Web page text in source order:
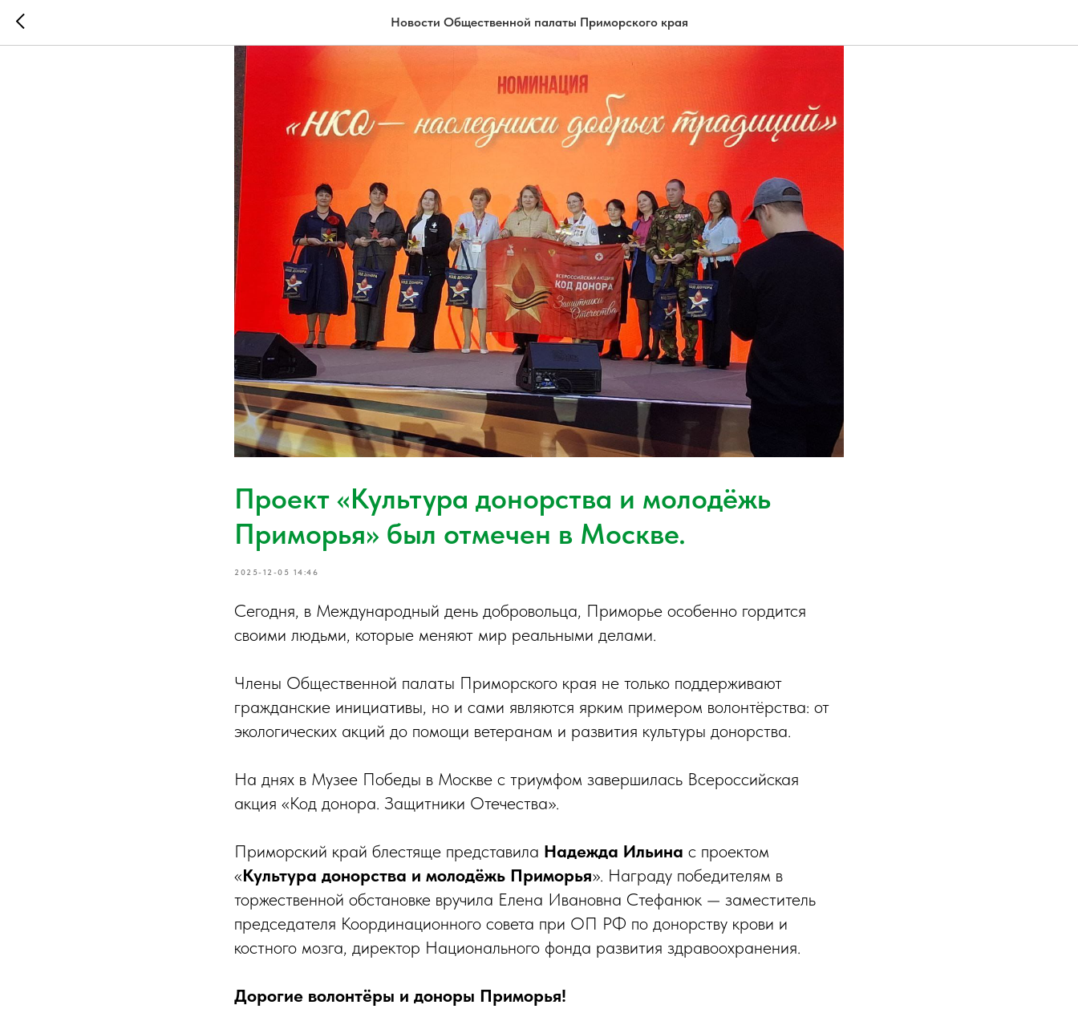
Новости Общественной палаты Приморского края
Проект «Культура донорства и молодёжь
Приморья» был отмечен в Москве.
2025-12-05 14:46
Сегодня, в Международный день добровольца, Приморье особенно гордится
своими людьми, которые меняют мир реальными делами.
Члены Общественной палаты Приморского края не только поддерживают
гражданские инициативы, но и сами являются ярким примером волонтёрства: от
экологических акций до помощи ветеранам и развития культуры донорства.
На днях в Музее Победы в Москве с триумфом завершилась Всероссийская
акция «Код донора. Защитники Отечества».
Приморский край блестяще представила Надежда Ильина с проектом
«Культура донорства и молодёжь Приморья». Награду победителям в
торжественной обстановке вручила Елена Ивановна Стефанюк — заместитель
председателя Координационного совета при ОП РФ по донорству крови и
костного мозга, директор Национального фонда развития здравоохранения.
Дорогие волонтёры и доноры Приморья!